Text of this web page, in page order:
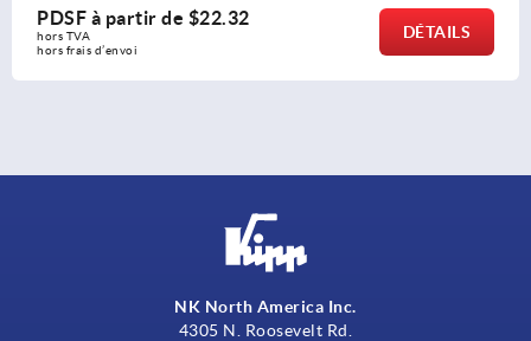
de$22.32 PDSF
hors TVA
hors frais
NK North America Inc.
4305 N. Roosevelt Rd.